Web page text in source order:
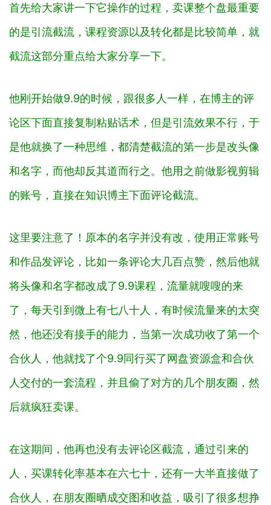
首先给大家讲一下它操作的过程，卖课‬整个盘最重要
的是引流‬截流‬，课程资源以及转化都是比较简单，就
截流这部分重点给大家分享一下。
他刚开始做9.9的时候，跟很多人一样，在博主的评
论区下面直接‬复制粘贴话术，但是引流效果不行，于
是他‬就换了一种思维，都清楚截流的第一步是改头像
和名字，而他‬却反其道而行之。他‬用之前做影视剪辑
的账号，直接在知识博主下面评论截流。
这里‬要‬注意‬了‬！原本的名字并没有改，使用‬正常‬账号‬
和‬作品‬发‬评论‬，比如‬一条评论大几百‬点赞，然后他‬就
将头像和名字都改成了9.9课程，流量就嗖嗖的来
了，每天引到微上有七八十人，有时候流量来的太突
然，他还没有接手的能力，当第一次成功收了第一个
合伙人，他‬就‬找了个9.9同行买了网盘资源盒和‬合伙
人交付的一套流程，并且偷了对方‬的几个朋友圈，然
后就疯狂卖课。‬
在这期间，他再也没有去评论区截流，通过引来的
人，买课‬转化率基本在六七十，还有一大半直接做了
合伙人，在朋友圈晒成交图和收益，吸引了很多想挣